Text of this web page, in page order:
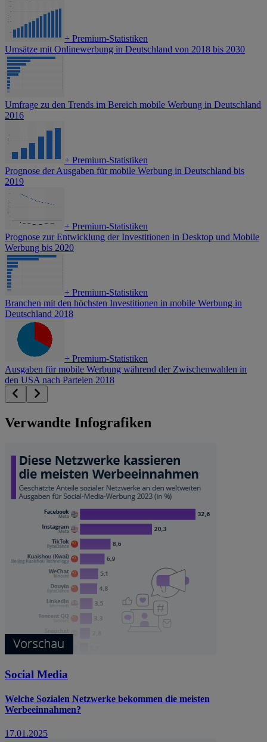
+ Premium-Statistiken
Umsätze mit Onlinewerbung in Deutschland von 2018 bis 2030
Umfrage zu den Trends im Bereich mobile Werbung in Deutschland
2016
+ Premium-Statistiken
Prognose der Ausgaben für mobile Werbung in Deutschland bis
2019
+ Premium-Statistiken
Prognose zur Entwicklung der Investitionen in Desktop und Mobile
Werbung bis 2020
+ Premium-Statistiken
Branchen mit den höchsten Investitionen in mobile Werbung in
Deutschland 2018
+ Premium-Statistiken
Ausgaben für mobile Werbung während der Zwischenwahlen in
den USA nach Parteien 2018
Verwandte Infografiken
Social Media
Welche Sozialen Netzwerke bekommen die meisten
Werbeeinnahmen?
17.01.2025